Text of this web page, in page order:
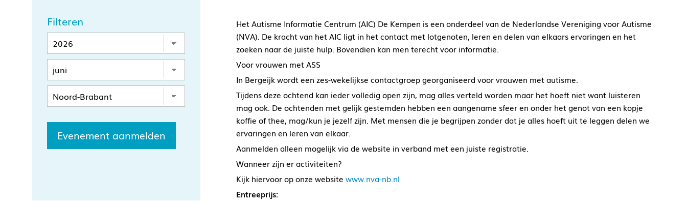
Filteren
Evenement aanmelden
Het Autisme Informatie Centrum (AIC) De Kempen is een onderdeel van de Nederlandse Vereniging voor Autisme
(NVA). De kracht van het AIC ligt in het contact met lotgenoten, leren en delen van elkaars ervaringen en het
zoeken naar de juiste hulp. Bovendien kan men terecht voor informatie.
Voor vrouwen met ASS
In Bergeijk wordt een zes-wekelijkse contactgroep georganiseerd voor vrouwen met autisme.
Tijdens deze ochtend kan ieder volledig open zijn, mag alles verteld worden maar het hoeft niet want luisteren
mag ook. De ochtenden met gelijk gestemden hebben een aangename sfeer en onder het genot van een kopje
koffie of thee, mag/kun je jezelf zijn. Met mensen die je begrijpen zonder dat je alles hoeft uit te leggen delen we
ervaringen en leren van elkaar.
Aanmelden alleen mogelijk via de website in verband met een juiste registratie.
Wanneer zijn er activiteiten?
Kijk hiervoor op onze website www.nva-nb.nl
Entreeprijs: